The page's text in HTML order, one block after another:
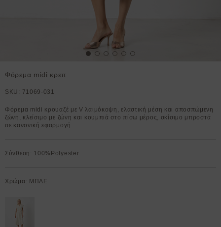
Φόρεμα midi κρεπ
SKU: 71069-031
Φόρεμα midi κρουαζέ με V λαιμόκοψη, ελαστική μέση και αποσπώμενη
ζώνη, κλείσιμο με ζώνη και κουμπιά στο πίσω μέρος, σκίσιμο μπροστά
σε κανονική εφαρμογή
Σύνθεση: 100%Polyester
Χρώμα: ΜΠΛΕ